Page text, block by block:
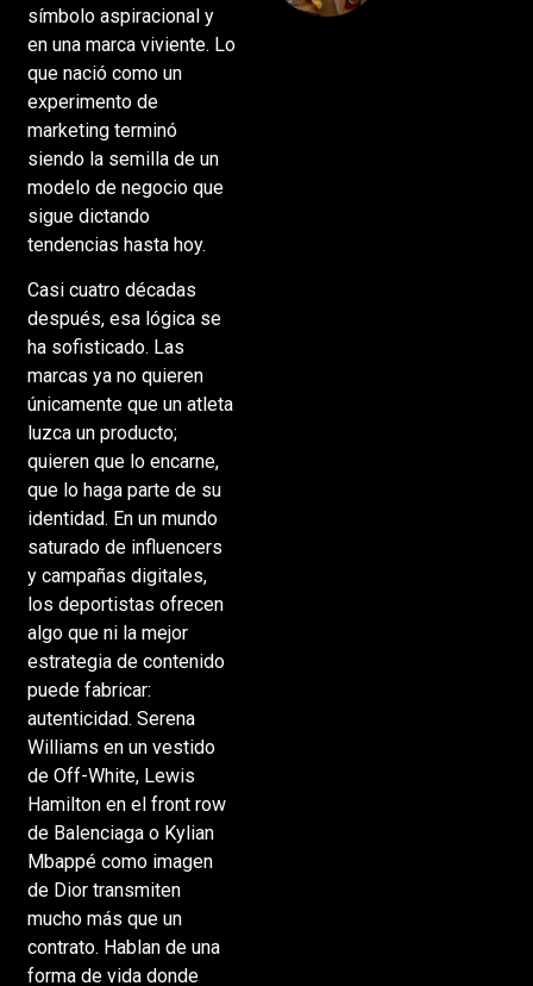
símbolo aspiracional y
en una marca viviente. Lo
que nació como un
experimento de
marketing terminó
siendo la semilla de un
modelo de negocio que
sigue dictando
tendencias hasta hoy.
Casi cuatro décadas
después, esa lógica se
ha sofisticado. Las
marcas ya no quieren
únicamente que un atleta
luzca un producto;
quieren que lo encarne,
que lo haga parte de su
identidad. En un mundo
saturado de influencers
y campañas digitales,
los deportistas ofrecen
algo que ni la mejor
estrategia de contenido
puede fabricar:
autenticidad. Serena
Williams en un vestido
de Off-White, Lewis
Hamilton en el front row
de Balenciaga o Kylian
Mbappé como imagen
de Dior transmiten
mucho más que un
contrato. Hablan de una
forma de vida donde